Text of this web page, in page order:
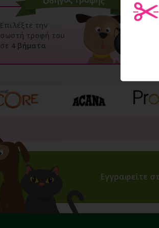
Επιλέξτε την
σωστή τροφή του
σε 4 βήματα
Εγγραφείτε